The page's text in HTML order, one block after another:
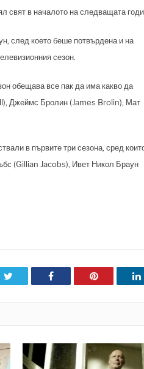
в началото на следващата
след което беше потвърдена и на
сезон.
обещава все пак да има какво да
Джеймс Бролин (James Brolin), Мат
в първите три сезона, сред
(Gillian Jacobs), Ивет Никол Браун
Facebook Pinterest